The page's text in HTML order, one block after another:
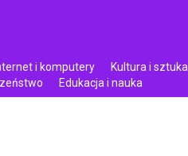
i komputery Kultura i sztuka
Edukacja i nauka